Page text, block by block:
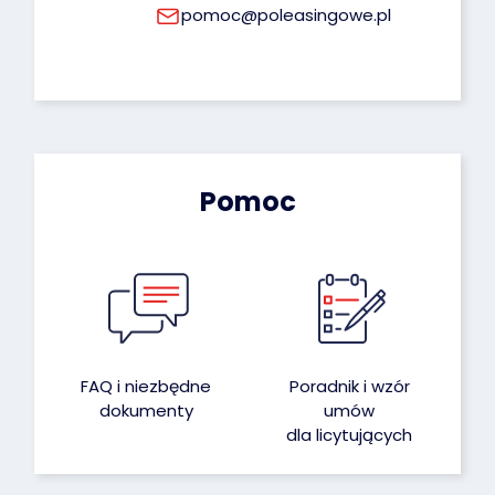
pomoc@poleasingowe.pl
Pomoc
FAQ i niezbędne
dokumenty
Poradnik i wzór
umów
dla licytujących